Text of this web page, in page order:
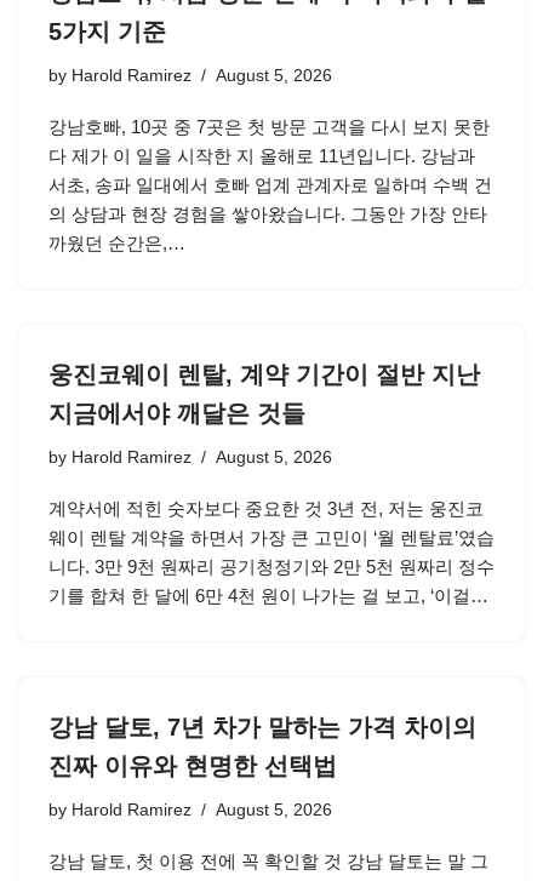
5가지 기준
by Harold Ramirez August 5, 2026
강남호빠, 10곳 중 7곳은 첫 방문 고객을 다시 보지 못한
다 제가 이 일을 시작한 지 올해로 11년입니다. 강남과
서초, 송파 일대에서 호빠 업계 관계자로 일하며 수백 건
의 상담과 현장 경험을 쌓아왔습니다. 그동안 가장 안타
까웠던 순간은,…
웅진코웨이 렌탈, 계약 기간이 절반 지난
지금에서야 깨달은 것들
by Harold Ramirez August 5, 2026
계약서에 적힌 숫자보다 중요한 것 3년 전, 저는 웅진코
웨이 렌탈 계약을 하면서 가장 큰 고민이 ‘월 렌탈료’였습
니다. 3만 9천 원짜리 공기청정기와 2만 5천 원짜리 정수
기를 합쳐 한 달에 6만 4천 원이 나가는 걸 보고, ‘이걸…
강남 달토, 7년 차가 말하는 가격 차이의
진짜 이유와 현명한 선택법
by Harold Ramirez August 5, 2026
강남 달토, 첫 이용 전에 꼭 확인할 것 강남 달토는 말 그